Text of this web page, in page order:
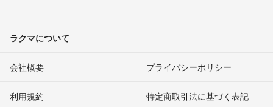
ラクマについて
会社概要 プライバシーポリシー
利用規約 特定商取引法に基づく表記